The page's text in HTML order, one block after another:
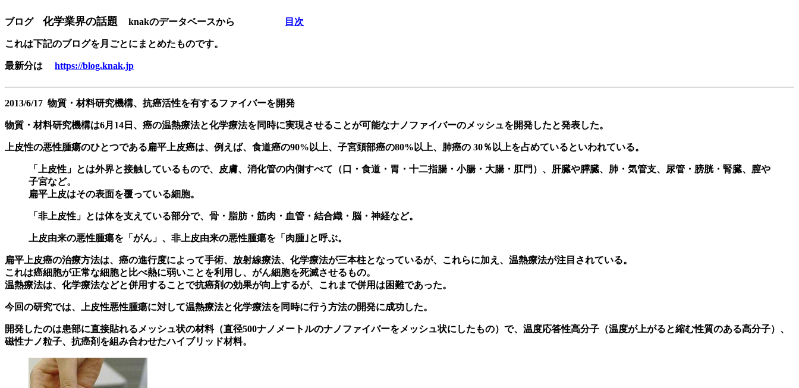
ブログ 化学業界の話題 knakのデータベースから 目次
これは下記のブログを月ごとにまとめたものです。
最新分は https://blog.knak.jp
2013/6/17 物質・材料研究機構、抗癌活性を有するファイバーを開発
物質・材料研究機構は6月14日、癌の温熱療法と化学療法を同時に実現させることが可能なナノファイバーのメッシュを開発したと発表した。
上皮性の悪性腫瘍のひとつである扁平上皮癌は、例えば、食道癌の90%以上、子宮頚部癌の80%以上、肺癌の 30％以上を占めているといわれている。
「上皮性」とは外界と接触しているもので、皮膚、消化管の内側すべて（口・食道・胃・十二指腸・小腸・大腸・肛門）、肝臓や膵臓、肺・気管支、尿管・膀胱・腎臓、膣や
子宮など。
扁平上皮はその表面を覆っている細胞。
「非上皮性」とは体を支えている部分で、骨・脂肪・筋肉・血管・結合織・脳・神経など。
上皮由来の悪性腫瘍を「がん」、非上皮由来の悪性腫瘍を「肉腫｣と呼ぶ。
扁平上皮癌の治療方法は、癌の進行度によって手術、放射線療法、化学療法が三本柱となっているが、これらに加え、温熱療法が注目されている。
これは癌細胞が正常な細胞と比べ熱に弱いことを利用し、がん細胞を死滅させるもの。
温熱療法は、化学療法などと併用することで抗癌剤の効果が向上するが、これまで併用は困難であった。
今回の研究では、上皮性悪性腫瘍に対して温熱療法と化学療法を同時に行う方法の開発に成功した。
開発したのは患部に直接貼れるメッシュ状の材料（直径500ナノメートルのナノファイバーをメッシュ状にしたもの）で、温度応答性高分子（温度が上がると縮む性質のある高分子）、
磁性ナノ粒子、抗癌剤を組み合わせたハイブリッド材料。